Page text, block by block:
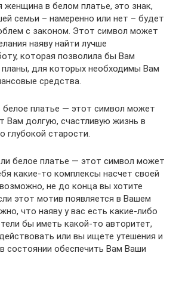
женщина в белом платье, это знак,
семьи – намеренно или нет – будет
с законом. Этот символ может
наяву найти лучше
которая позволила бы Вам
планы, для которых необходимы Вам
средства.
белое платье — этот символ может
Вам долгую, счастливую жизнь в
глубокой старости.
белое платье — этот символ может
какие-то комплексы насчет своей
не до конца вы хотите
этот мотив появляется в Вашем
что наяву у вас есть какие-либо
бы иметь какой-то авторитет,
или вы ищете утешения и
состоянии обеспечить Вам Ваши